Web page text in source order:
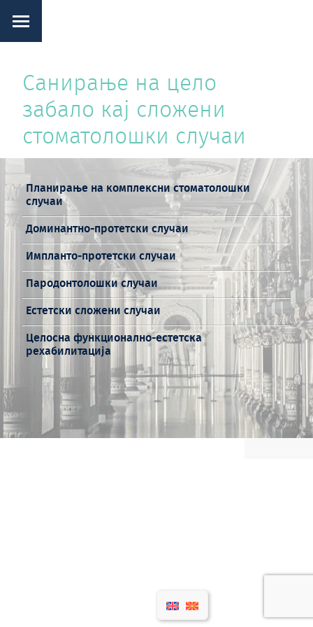
Санирање на цело
забало кај сложени
стоматолошки случаи
Планирање на комплексни стоматолошки
случаи
Доминантно-протетски случаи
Импланто-протетски случаи
Пародонтолошки случаи
Естетски сложени случаи
Целосна функционално-естетска
рехабилитација